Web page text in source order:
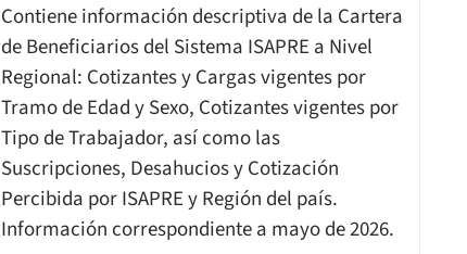
Contiene información descriptiva de la Cartera
de Beneficiarios del Sistema ISAPRE a Nivel
Regional: Cotizantes y Cargas vigentes por
Tramo de Edad y Sexo, Cotizantes vigentes por
Tipo de Trabajador, así como las
Suscripciones, Desahucios y Cotización
Percibida por ISAPRE y Región del país.
Información correspondiente a mayo de 2026.